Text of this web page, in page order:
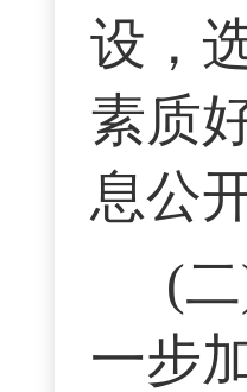
设，
素质
息公
(
一步